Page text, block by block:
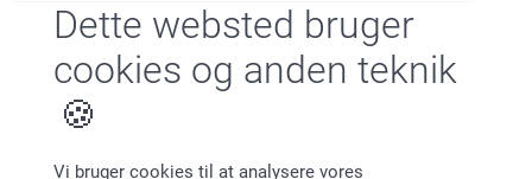
Dette websted bruger
cookies og anden teknik
Vi bruger cookies til at analysere vores